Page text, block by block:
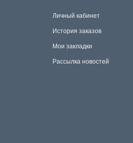
Личный кабинет
История заказов
Мои закладки
Рассылка новостей